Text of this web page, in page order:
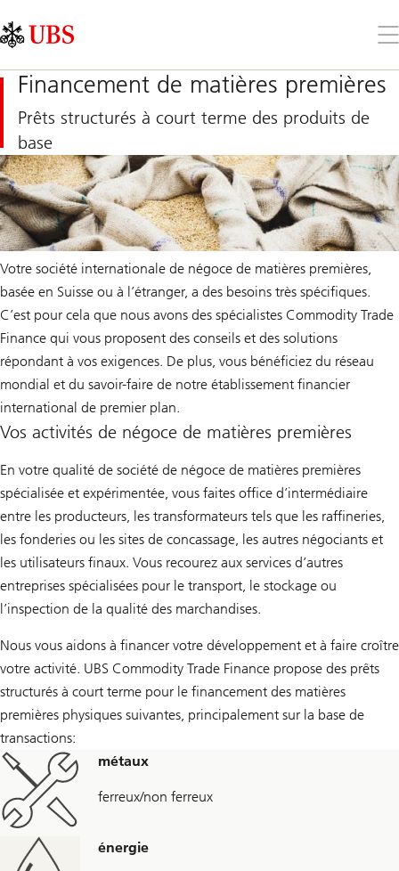
Links
Area
le
Financement de matières premières
Prêts structurés à court terme des produits de
base
Votre société internationale de négoce de matières premières,
basée en Suisse ou à l’étranger, a des besoins très spécifiques.
C’est pour cela que nous avons des spécialistes Commodity Trade
Finance qui vous proposent des conseils et des solutions
répondant à vos exigences. De plus, vous bénéficiez du réseau
mondial et du savoir-faire de notre établissement financier
international de premier plan.
Vos activités de négoce de matières premières
En votre qualité de société de négoce de matières premières
spécialisée et expérimentée, vous faites office d’intermédiaire
entre les producteurs, les transformateurs tels que les raffineries,
les fonderies ou les sites de concassage, les autres négociants et
les utilisateurs finaux. Vous recourez aux services d’autres
entreprises spécialisées pour le transport, le stockage ou
l’inspection de la qualité des marchandises.
Nous vous aidons à financer votre développement et à faire croître
votre activité. UBS Commodity Trade Finance propose des prêts
structurés à court terme pour le financement des matières
premières physiques suivantes, principalement sur la base de
transactions:
métaux
ferreux/non ferreux
énergie